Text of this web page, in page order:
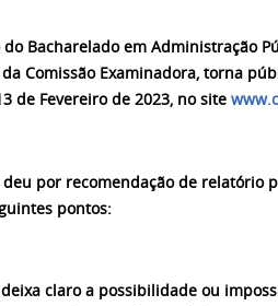
Bacharelado em Administração
Comissão Examinadora, torna
de Fevereiro de 2023, no site
deu por recomendação de relatório
pontos:
deixa claro a possibilidade ou